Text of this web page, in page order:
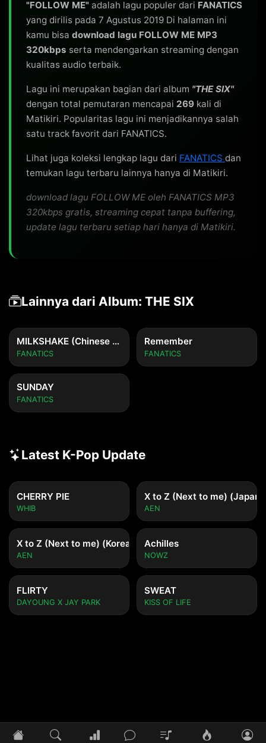
"FOLLOW ME" adalah lagu populer dari FANATICS
yang dirilis pada 7 Agustus 2019 Di halaman ini
kamu bisa download lagu FOLLOW ME MP3
320kbps serta mendengarkan streaming dengan
kualitas audio terbaik.
Lagu ini merupakan bagian dari album "THE SIX"
dengan total pemutaran mencapai 269 kali di
Matikiri. Popularitas lagu ini menjadikannya salah
satu track favorit dari FANATICS.
Lihat juga koleksi lengkap lagu dari FANATICS dan
temukan lagu terbaru lainnya hanya di Matikiri.
download lagu FOLLOW ME oleh FANATICS MP3
320kbps gratis, streaming cepat tanpa buffering,
update lagu terbaru setiap hari hanya di Matikiri.
Lainnya dari Album: THE SIX
MILKSHAKE (Chinese Ver.)
FANATICS
Remember
FANATICS
SUNDAY
FANATICS
Latest K-Pop Update
CHERRY PIE
WHIB
X to Z (Next to me)
AEN
X to Z (Next to me) (Korean ver.)
AEN
Achilles
NOWZ
FLIRTY
DAYOUNG X JAY PARK
SWEAT
KISS OF LIFE